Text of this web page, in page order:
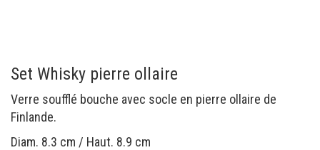
Set Whisky pierre ollaire
Verre soufflé bouche avec socle en pierre ollaire de
Finlande.
Diam. 8.3 cm / Haut. 8.9 cm